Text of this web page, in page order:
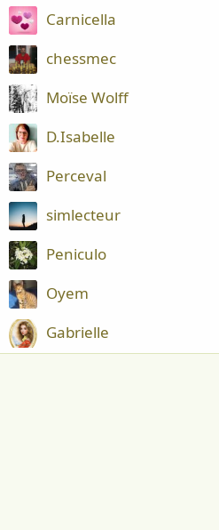
Carnicella
chessmec
Moïse Wolff
D.Isabelle
Perceval
simlecteur
Peniculo
Oyem
Gabrielle